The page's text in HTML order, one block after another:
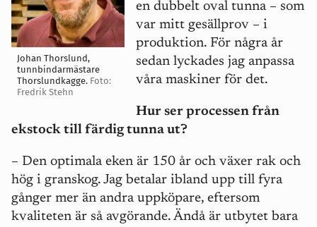
Johan Thorslund,
tunnbindarmästare
Thorslundkagge. Foto:
Fredrik Stehn
en dubbelt oval tunna – som
var mitt gesällprov – i
produktion. För några år
sedan lyckades jag anpassa
våra maskiner för det.
Hur ser processen från
ekstock till färdig tunna ut?
– Den optimala eken är 150 år och växer rak och
hög i granskog. Jag betalar ibland upp till fyra
gånger mer än andra uppköpare, eftersom
kvaliteten är så avgörande. Ändå är utbytet bara